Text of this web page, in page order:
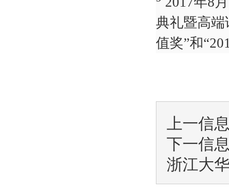
典礼暨高端
值奖”和
上一信
下一信
浙江大